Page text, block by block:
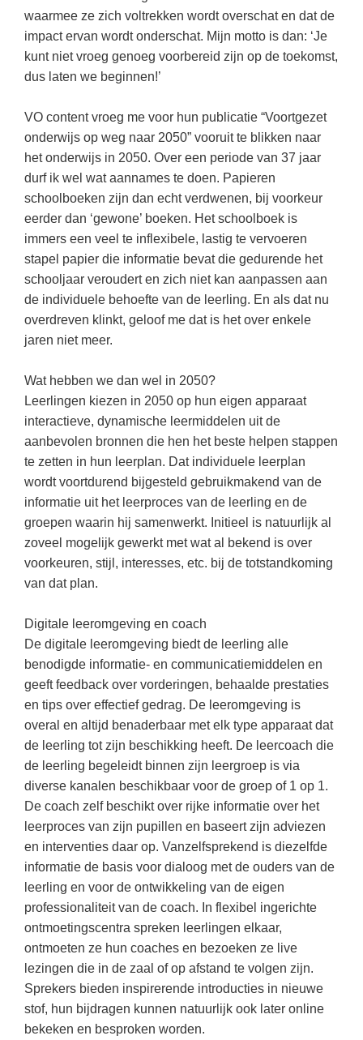
Digitaal onderwijs
Cito toets
Eindexamens
iPad scholen
NIEUWSARCHIEF
Augustus 2026
Juli 2026
Juni 2026
Mei 2026
April 2026
verpakking tot nieuwe grondstof’
Gastles Zeebenen in de klas
Van verdunningscalculator tot
practicumvoorbereiding: gratis online
hulpmiddelen voor science-docenten en
TOA's
DGM in de klas
Engels(18)
Techniek(17)
Open vacature(16)
Duits(15)
Lichamelijke opvoeding(13)
Economie(12)
VACATURES PER PLAATS
Amsterdam(56)
Rotterdam(42)
Den Haag(34)
Almere(23)
Dordrecht
Eindhoven(13)
Zoetermeer(13)
Amersfoort(11)
Apeldoorn(10)
Kerst kleurplaten
PUZZELS
Woordpuzzels
LEUK IN DE KLAS
Raadsels
Rebussen
Burgerschap
Duits
Economie
Engels
Filosofie
Frans
Fries (Frysk)
Geschiedenis
Handelswetenschappen
Klassieke Talen
Letterkunde
Levensbeschouwing
Maatschappijleer
Muziek
Natuurkunde
Nederlands
Rekenen / Wiskunde
Scheikunde
Sociale vaardigheden
Spaans
Studievaardigheden
Techniek
Topografie
Verkeer
Verzorging
THEMA'S
Budgetteren
De boerderij
Eerste wereldoorlog
Evolutieleer
Boek: Kleine werelden van het zonnestelsel
Leren met klassieke muziek
Lasermachine voor het onderwijs
Onderwijs opleidingen
Gratis lesmateriaal Dove self-esteem
Ontdek Memo voor de onderbouw zelf!
Maak uw leerlingen mediawijs!
Rekentuin: altijd en overal rekenen oefenen
op je eigen niveau
Taalzee: adaptief oefenen en toetsen
Theater als middel voor het aanleren van
sociale vaardigheden
Meesterbaan onderwijsvacatures
LEERMETHODEN
Biologie
Examentraining
Geschiedenis
Media
Nederlands
Rekenen
Sociale vaardigheden
Studievaardigheden
Taalvaardigheden
LESMATERIAAL
Beeldende Vorming
Biologie
Geld VO
Geschiedenis
Maatschappijleer
Orientatie
Rekenen
Sociale vaardigheden
waarmee ze zich voltrekken wordt overschat en dat de
impact ervan wordt onderschat. Mijn motto is dan: ‘Je
kunt niet vroeg genoeg voorbereid zijn op de toekomst,
dus laten we beginnen!’
VO content vroeg me voor hun publicatie “Voortgezet
onderwijs op weg naar 2050” vooruit te blikken naar
het onderwijs in 2050. Over een periode van 37 jaar
durf ik wel wat aannames te doen. Papieren
schoolboeken zijn dan echt verdwenen, bij voorkeur
eerder dan ‘gewone’ boeken. Het schoolboek is
immers een veel te inflexibele, lastig te vervoeren
stapel papier die informatie bevat die gedurende het
schooljaar veroudert en zich niet kan aanpassen aan
de individuele behoefte van de leerling. En als dat nu
overdreven klinkt, geloof me dat is het over enkele
jaren niet meer.
Wat hebben we dan wel in 2050?
Leerlingen kiezen in 2050 op hun eigen apparaat
interactieve, dynamische leermiddelen uit de
aanbevolen bronnen die hen het beste helpen stappen
te zetten in hun leerplan. Dat individuele leerplan
wordt voortdurend bijgesteld gebruikmakend van de
informatie uit het leerproces van de leerling en de
groepen waarin hij samenwerkt. Initieel is natuurlijk al
zoveel mogelijk gewerkt met wat al bekend is over
voorkeuren, stijl, interesses, etc. bij de totstandkoming
van dat plan.
Digitale leeromgeving en coach
De digitale leeromgeving biedt de leerling alle
benodigde informatie- en communicatiemiddelen en
geeft feedback over vorderingen, behaalde prestaties
en tips over effectief gedrag. De leeromgeving is
overal en altijd benaderbaar met elk type apparaat dat
de leerling tot zijn beschikking heeft. De leercoach die
de leerling begeleidt binnen zijn leergroep is via
diverse kanalen beschikbaar voor de groep of 1 op 1.
De coach zelf beschikt over rijke informatie over het
leerproces van zijn pupillen en baseert zijn adviezen
en interventies daar op. Vanzelfsprekend is diezelfde
informatie de basis voor dialoog met de ouders van de
leerling en voor de ontwikkeling van de eigen
professionaliteit van de coach. In flexibel ingerichte
ontmoetingscentra spreken leerlingen elkaar,
ontmoeten ze hun coaches en bezoeken ze live
lezingen die in de zaal of op afstand te volgen zijn.
Sprekers bieden inspirerende introducties in nieuwe
stof, hun bijdragen kunnen natuurlijk ook later online
bekeken en besproken worden.